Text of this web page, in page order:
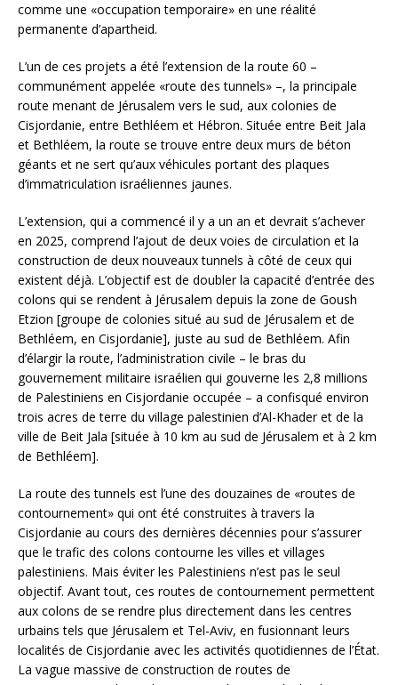
comme une «occupation temporaire» en une réalité
permanente d’apartheid.
L’un de ces projets a été l’extension de la route 60 –
communément appelée «route des tunnels» –, la principale
route menant de Jérusalem vers le sud, aux colonies de
Cisjordanie, entre Bethléem et Hébron. Située entre Beit Jala
et Bethléem, la route se trouve entre deux murs de béton
géants et ne sert qu’aux véhicules portant des plaques
d’immatriculation israéliennes jaunes.
L’extension, qui a commencé il y a un an et devrait s’achever
en 2025, comprend l’ajout de deux voies de circulation et la
construction de deux nouveaux tunnels à côté de ceux qui
existent déjà. L’objectif est de doubler la capacité d’entrée des
colons qui se rendent à Jérusalem depuis la zone de Goush
Etzion [groupe de colonies situé au sud de Jérusalem et de
Bethléem, en Cisjordanie], juste au sud de Bethléem. Afin
d’élargir la route, l’administration civile – le bras du
gouvernement militaire israélien qui gouverne les 2,8 millions
de Palestiniens en Cisjordanie occupée – a confisqué environ
trois acres de terre du village palestinien d’Al-Khader et de la
ville de Beit Jala [située à 10 km au sud de Jérusalem et à 2 km
de Bethléem].
La route des tunnels est l’une des douzaines de «routes de
contournement» qui ont été construites à travers la
Cisjordanie au cours des dernières décennies pour s’assurer
que le trafic des colons contourne les villes et villages
palestiniens. Mais éviter les Palestiniens n’est pas le seul
objectif. Avant tout, ces routes de contournement permettent
aux colons de se rendre plus directement dans les centres
urbains tels que Jérusalem et Tel-Aviv, en fusionnant leurs
localités de Cisjordanie avec les activités quotidiennes de l’État.
La vague massive de construction de routes de